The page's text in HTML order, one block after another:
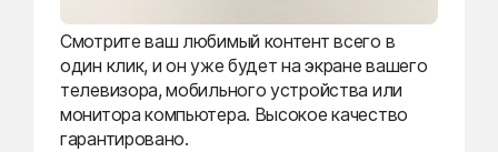
Смотрите ваш любимый контент всего в
один клик, и он уже будет на экране вашего
телевизора, мобильного устройства или
монитора компьютера. Высокое качество
гарантировано.